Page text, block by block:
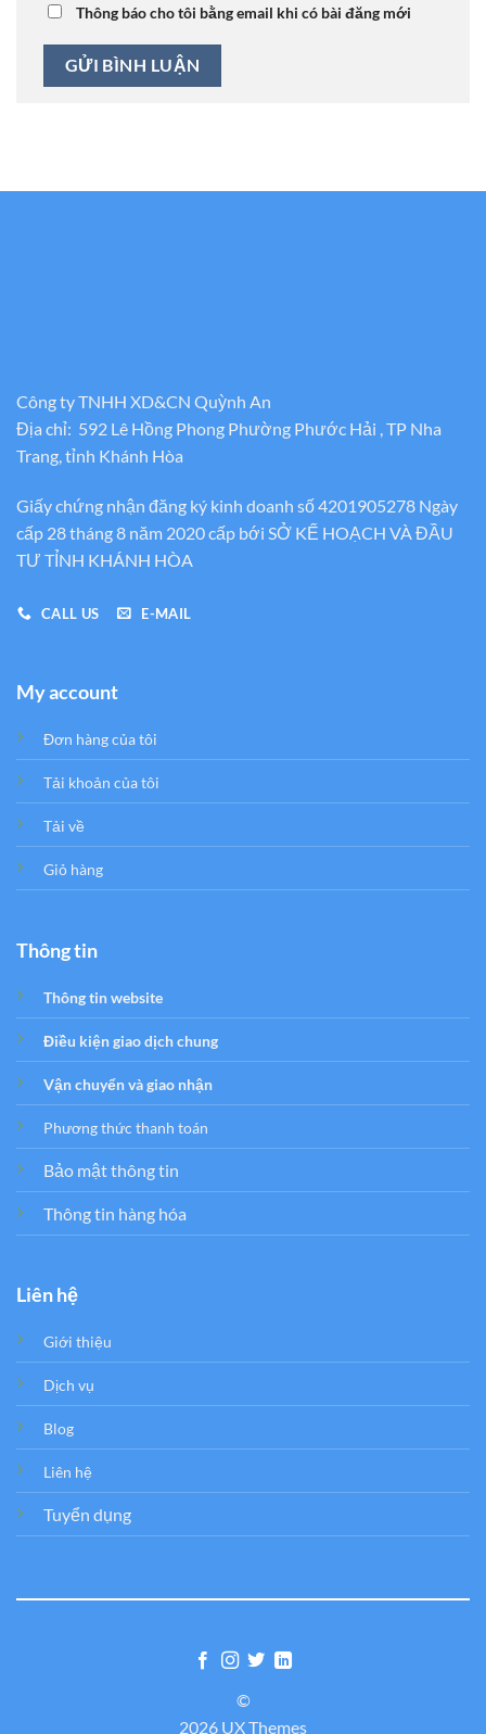
Thông báo cho tôi bằng email khi có bài đăng mới
Công ty TNHH XD&CN Quỳnh An
Địa chỉ: 592 Lê Hồng Phong Phường Phước Hải , TP Nha
Trang, tỉnh Khánh Hòa
Giấy chứng nhận đăng ký kinh doanh số 4201905278 Ngày
cấp 28 tháng 8 năm 2020 cấp bới SỞ KẾ HOẠCH VÀ ĐẦU
TƯ TỈNH KHÁNH HÒA
CALL US E-MAIL
My account
Đơn hàng của tôi
Tải khoản của tôi
Tải về
Giỏ hàng
Thông tin
Thông tin website
Điều kiện giao dịch chung
Vận chuyển và giao nhận
Phương thức thanh toán
Bảo mật thông tin
Thông tin hàng hóa
Liên hệ
Giới thiệu
Dịch vụ
Blog
Liên hệ
Tuyển dụng
©
2026 UX Themes